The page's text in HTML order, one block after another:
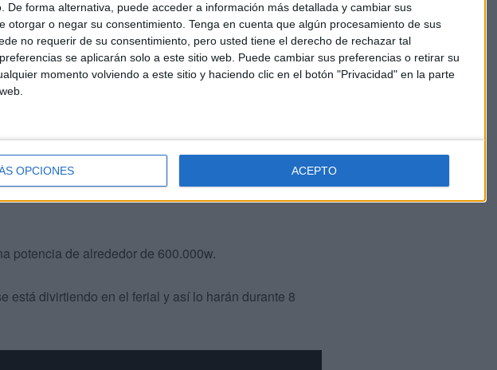
De forma alternativa, puede acceder a información más detallada y cambiar sus
otorgar o negar su consentimiento. Tenga en cuenta que algún procesamiento de sus
no requerir de su consentimiento, pero usted tiene el derecho de rechazar tal
se aplicarán solo a este sitio web. Puede cambiar sus preferencias o retirar su
momento volviendo a este sitio y haciendo clic en el botón "Privacidad" en la parte
OPCIONES ACEPTO
Fiestas Patronales la completan 22 pórticos (uno de
arcos.
potencia de alrededor de 600.000w.
está divirtiendo en el ferial y así lo harán durante 8